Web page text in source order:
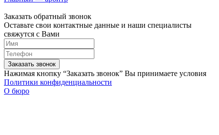
Заказать обратный звонок
Оставьте свои контактные данные и наши специалисты
свяжутся с Вами
Заказать звонок
Нажимая кнопку “Заказать звонок” Вы принимаете условия
Политики конфиденциальности
О бюро